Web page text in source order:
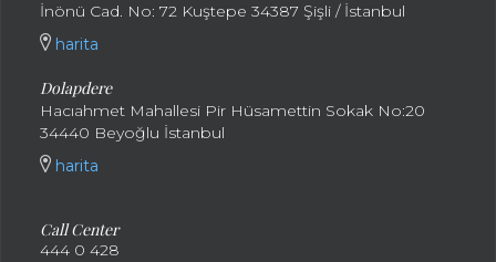
İnönü Cad. No: 72 Kuştepe 34387 Şişli / İstanbul
harita
Dolapdere
Hacıahmet Mahallesi Pir Hüsamettin Sokak No:20
34440 Beyoğlu İstanbul
harita
Call Center
444 0 428